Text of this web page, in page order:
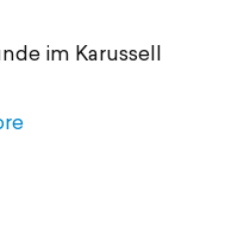
im Karussell